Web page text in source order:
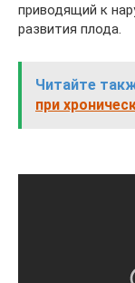
приводящий к
развития плода.
Читайте
при